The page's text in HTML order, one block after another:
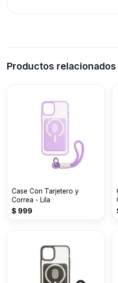
Productos relacionados
Case Con Tarjetero y
Correa - Lila
$ 999